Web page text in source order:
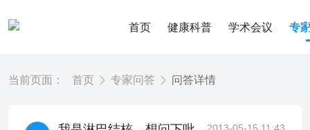
首页 健康科普 学术会议 专
当前页面： 首页 专家问答 问答详情